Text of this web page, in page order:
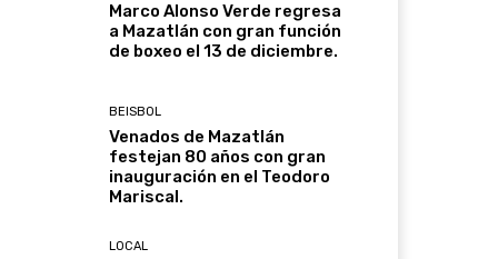
Marco Alonso Verde regresa
a Mazatlán con gran función
de boxeo el 13 de diciembre.
BEISBOL
Venados de Mazatlán
festejan 80 años con gran
inauguración en el Teodoro
Mariscal.
LOCAL